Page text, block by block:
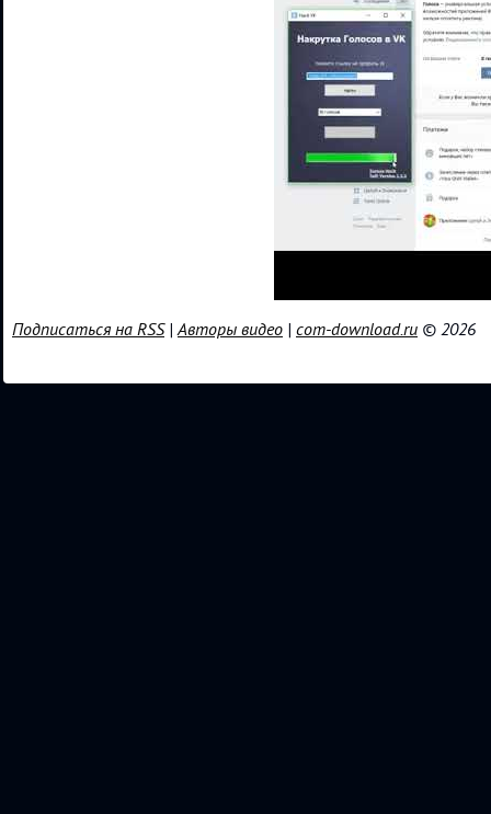
Подписаться на RSS|Авторы видео | com-download.ru © 2026